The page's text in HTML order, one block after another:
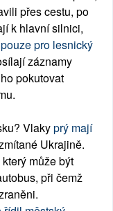
přes cestu, po
k hlavní silnici,
pro lesnický
záznamy
pokutovat
Vlakyprý mají
Ukrajině.
může být
při čemž